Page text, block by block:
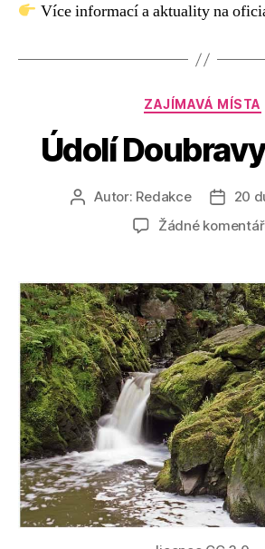
Více informací a aktuality na
Rubriky
ZAJÍMAVÁ MÍSTA
Údolí
Autor
příspěvku
Autor: Redakce
Datum
20
Žádné